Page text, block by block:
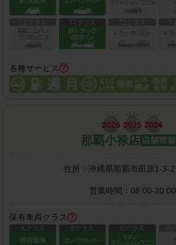
各種サービス
那覇小禄店
住所：沖縄県那覇市田原1-3-2
営業時間： 08:00-20:00
保有車両クラス